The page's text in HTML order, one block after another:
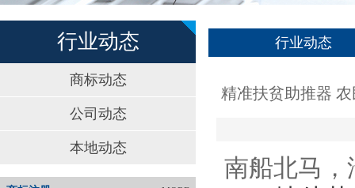
行业动态
商标动态
公司动态
本地动态
行业动态
精准扶贫助推器
南船北马，